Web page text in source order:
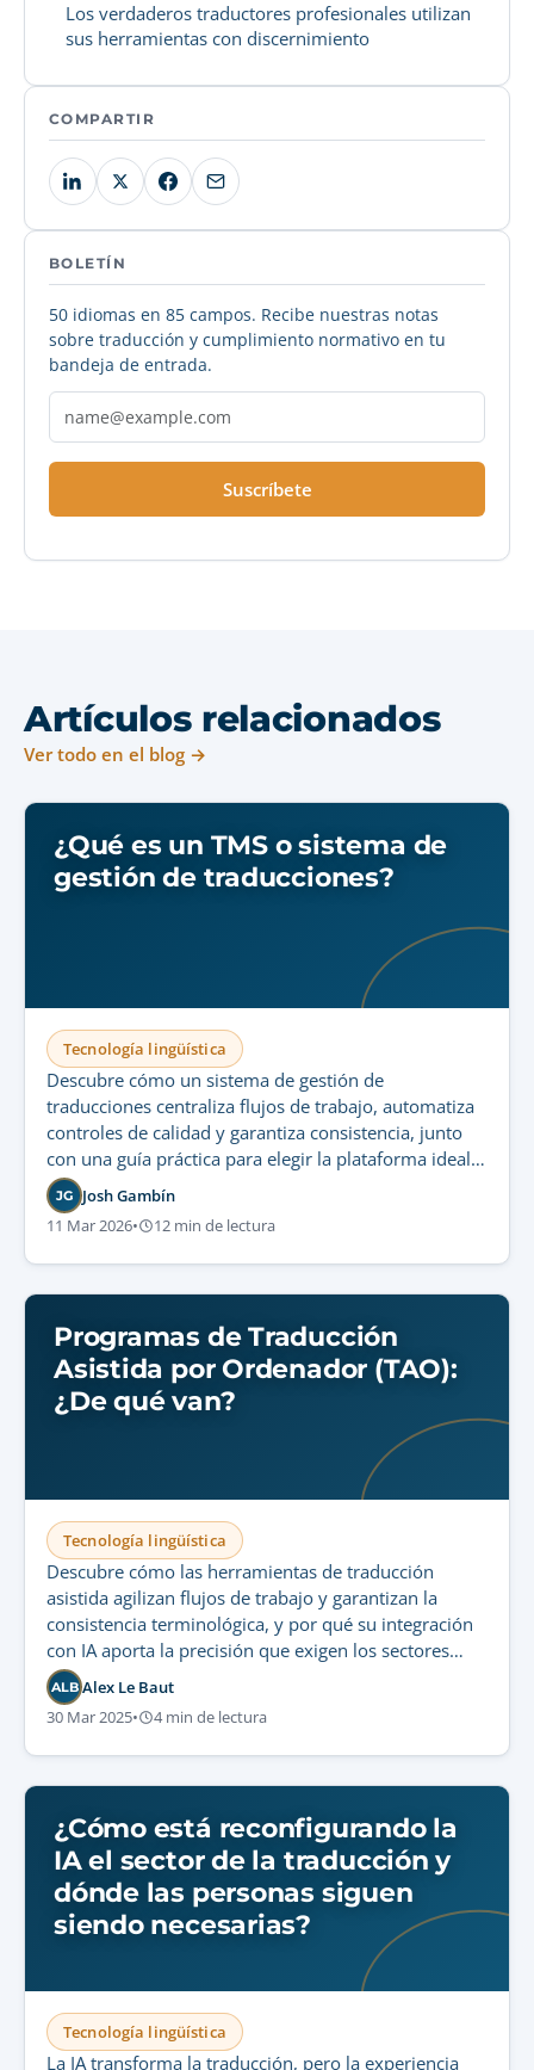
Los verdaderos traductores profesionales utilizan
sus herramientas con discernimiento
COMPARTIR
BOLETÍN
50 idiomas en 85 campos. Recibe nuestras notas
sobre traducción y cumplimiento normativo en tu
bandeja de entrada.
Suscríbete
Artículos relacionados
Ver todo en el blog →
¿Qué es un TMS o sistema de
gestión de traducciones?
Tecnología lingüística
Descubre cómo un sistema de gestión de
traducciones centraliza flujos de trabajo, automatiza
controles de calidad y garantiza consistencia, junto
con una guía práctica para elegir la plataforma ideal
en operaciones seguras y escalables.
JG Josh Gambín
11 Mar 2026• 12 min de lectura
Programas de Traducción
Asistida por Ordenador (TAO):
¿De qué van?
Tecnología lingüística
Descubre cómo las herramientas de traducción
asistida agilizan flujos de trabajo y garantizan la
consistencia terminológica, y por qué su integración
con IA aporta la precisión que exigen los sectores
regulados.
ALB Alex Le Baut
30 Mar 2025• 4 min de lectura
¿Cómo está reconfigurando la
IA el sector de la traducción y
dónde las personas siguen
siendo necesarias?
Tecnología lingüística
La IA transforma la traducción, pero la experiencia